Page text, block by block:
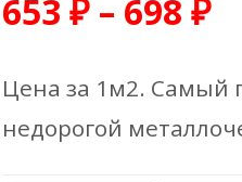
653 ₽ – 698 ₽
Цена за 1м2. Самый
недорогой